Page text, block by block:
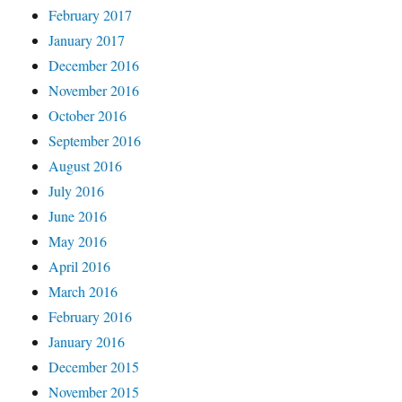
February 2017
January 2017
December 2016
November 2016
October 2016
September 2016
August 2016
July 2016
June 2016
May 2016
April 2016
March 2016
February 2016
January 2016
December 2015
November 2015